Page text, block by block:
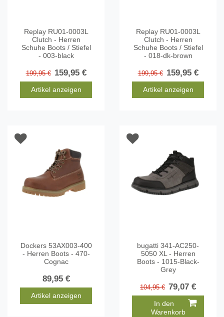
Replay RU01-0003L
Clutch - Herren
Schuhe Boots / Stiefel
- 003-black
199,95 € 159,95 €
Artikel anzeigen
Replay RU01-0003L
Clutch - Herren
Schuhe Boots / Stiefel
- 018-dk-brown
199,95 € 159,95 €
Artikel anzeigen
Dockers 53AX003-400
- Herren Boots - 470-
Cognac
89,95 €
Artikel anzeigen
bugatti 341-AC250-
5050 XL - Herren
Boots - 1015-Black-
Grey
104,95 € 79,07 €
In den
Warenkorb